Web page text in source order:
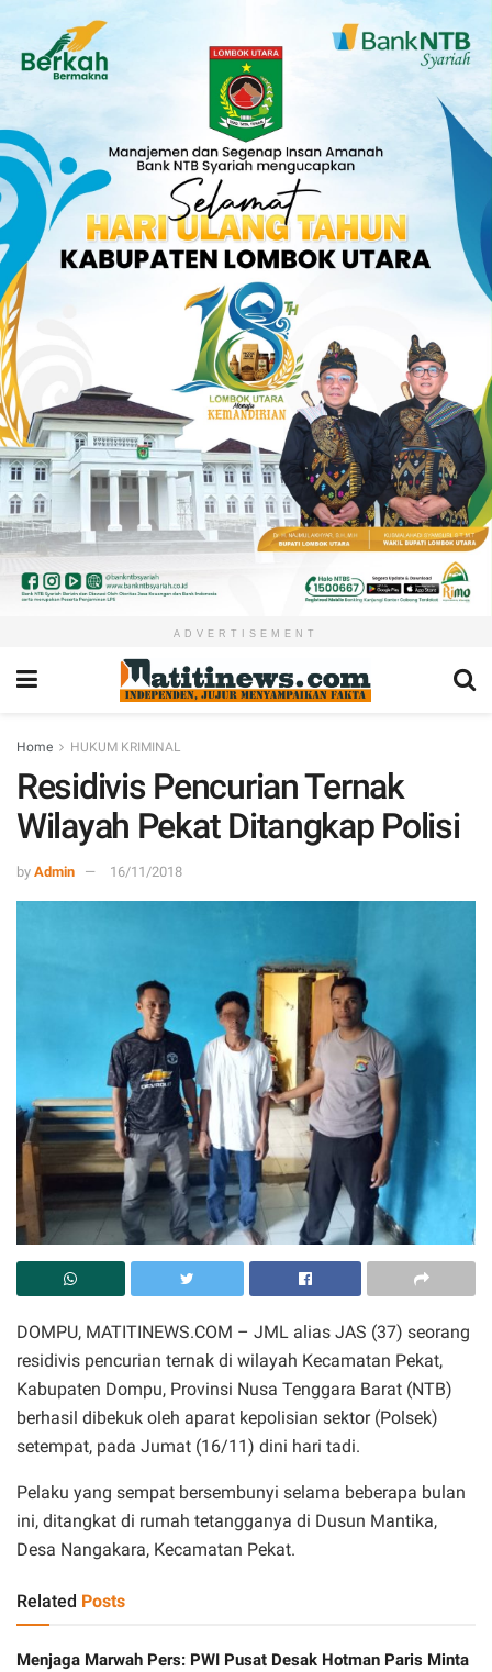
ADVERTISEMENT
Home HUKUM KRIMINAL
Residivis Pencurian Ternak
Wilayah Pekat Ditangkap Polisi
by Admin 16/11/2018
DOMPU, MATITINEWS.COM – JML alias JAS (37) seorang
residivis pencurian ternak di wilayah Kecamatan Pekat,
Kabupaten Dompu, Provinsi Nusa Tenggara Barat (NTB)
berhasil dibekuk oleh aparat kepolisian sektor (Polsek)
setempat, pada Jumat (16/11) dini hari tadi.
Pelaku yang sempat bersembunyi selama beberapa bulan
ini, ditangkat di rumah tetangganya di Dusun Mantika,
Desa Nangakara, Kecamatan Pekat.
Related Posts
Menjaga Marwah Pers: PWI Pusat Desak Hotman Paris Minta